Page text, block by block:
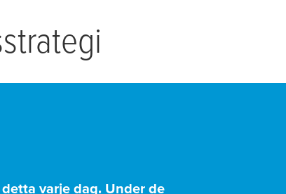
varje dag. Under de